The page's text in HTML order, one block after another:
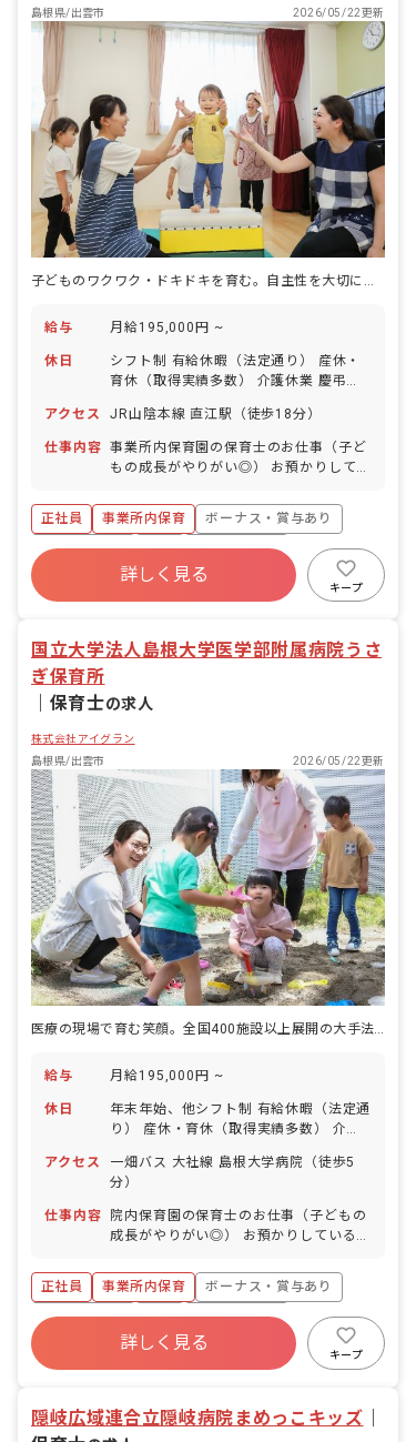
島根県/出雲市
2026/05/22更新
子どものワクワク・ドキドキを育む。自主性を大切にする保育で子どもに寄り添う。
給与 月給195,000円 ~
休日
シフト制 有給休暇（法定通り） 産休・
育休（取得実績多数） 介護休業 慶弔休
日以上の休日を付与）
アクセス JR山陰本線 直江駅（徒歩18分）
仕事内容 事業所内保育園の保育士のお仕事（子ど
もの成長がやりがい◎） お預かりしてい
す。 ・食事・睡眠・排泄・清潔・衣類の
着脱等 ・集団生活を通じた社会性の装着
・行事の計画・実行、お知らせの作成
正社員 事業所内保育
ボーナス・賞与あり
社会保険完備
有給
福利厚生充実
昇給昇進あり
産休育休制度
詳しく見る
キープ
国立大学法人島根大学医学部附属病院うさ
ぎ保育所
保育士の求人
株式会社アイグラン
島根県/出雲市
2026/05/22更新
医療の現場で育む笑顔。全国400施設以上展開の大手法人が支えるあなたの未来
給与 月給195,000円 ~
休日
年末年始、他シフト制 有給休暇（法定通
り） 産休・育休（取得実績多数） 介護
または4週4日以上の休日を付与）
アクセス
一畑バス 大社線 島根大学病院（徒歩5
分）
仕事内容
院内保育園の保育士のお仕事（子どもの
成長がやりがい◎） お預かりしている子
食事・睡眠・排泄・清潔・衣類の着脱等
・集団生活を通じた社会性の装着 ・行事
の計画・実行、お知らせの作成
正社員 事業所内保育
ボーナス・賞与あり
社会保険完備
有給
福利厚生充実
昇給昇進あり
産休育休制度
詳しく見る
キープ
隠岐広域連合立隠岐病院まめっこキッズ